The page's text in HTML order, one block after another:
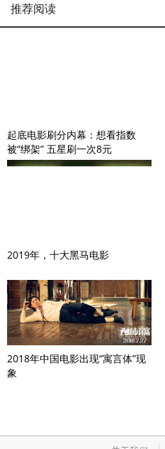
推荐阅读
起底电影刷分内幕：想看指数
被“绑架” 五星刷一次8元
2019年，十大黑马电影
2018年中国电影出现“寓言体”现
象